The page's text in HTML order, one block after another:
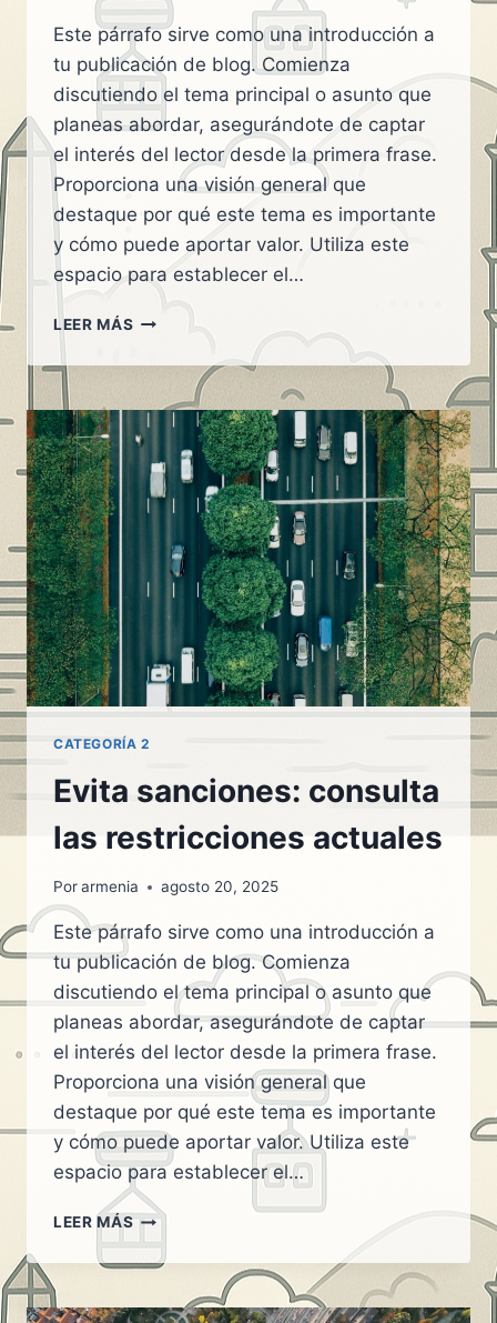
Este párrafo sirve como una introducción a
tu publicación de blog. Comienza
discutiendo el tema principal o asunto que
planeas abordar, asegurándote de captar
el interés del lector desde la primera frase.
Proporciona una visión general que
destaque por qué este tema es importante
y cómo puede aportar valor. Utiliza este
espacio para establecer el…
LEER MÁS IMPACTO
PICO
PLACA
EN
LA
MOVILIDAD
ARMENIA
CATEGORÍA 2
Evita sanciones: consulta
las restricciones actuales
Porarmenia agosto 20, 2025
Este párrafo sirve como una introducción a
tu publicación de blog. Comienza
discutiendo el tema principal o asunto que
planeas abordar, asegurándote de captar
el interés del lector desde la primera frase.
Proporciona una visión general que
destaque por qué este tema es importante
y cómo puede aportar valor. Utiliza este
espacio para establecer el…
LEER MÁSEVITA
SANCIONES:
CONSULTA
RESTRICCIONES